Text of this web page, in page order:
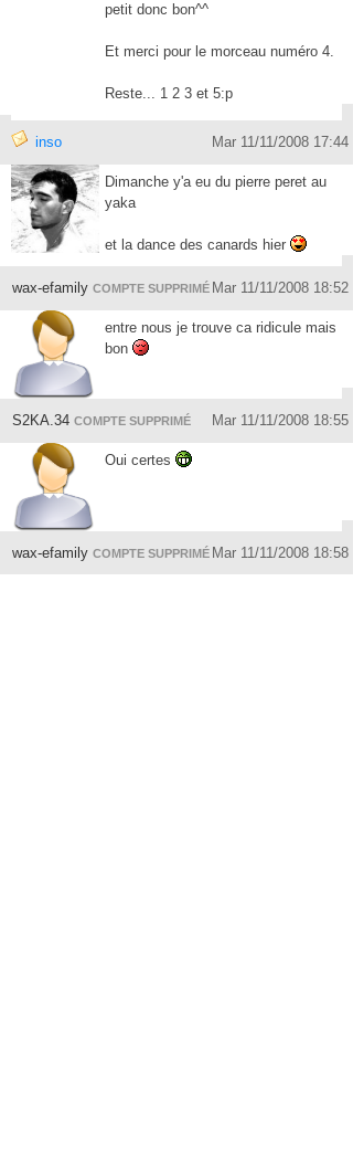
petit donc bon^^
Et merci pour le morceau numéro 4.
Reste... 1 2 3 et 5:p
inso Mar 11/11/2008 17:44
Dimanche y'a eu du pierre peret au
yaka
et la dance des canards hier
wax-efamily COMPTE SUPPRIMÉ Mar 11/11/2008 18:52
entre nous je trouve ca ridicule mais
bon
S2KA.34 COMPTE SUPPRIMÉ Mar 11/11/2008 18:55
Oui certes
wax-efamily COMPTE SUPPRIMÉ Mar 11/11/2008 18:58